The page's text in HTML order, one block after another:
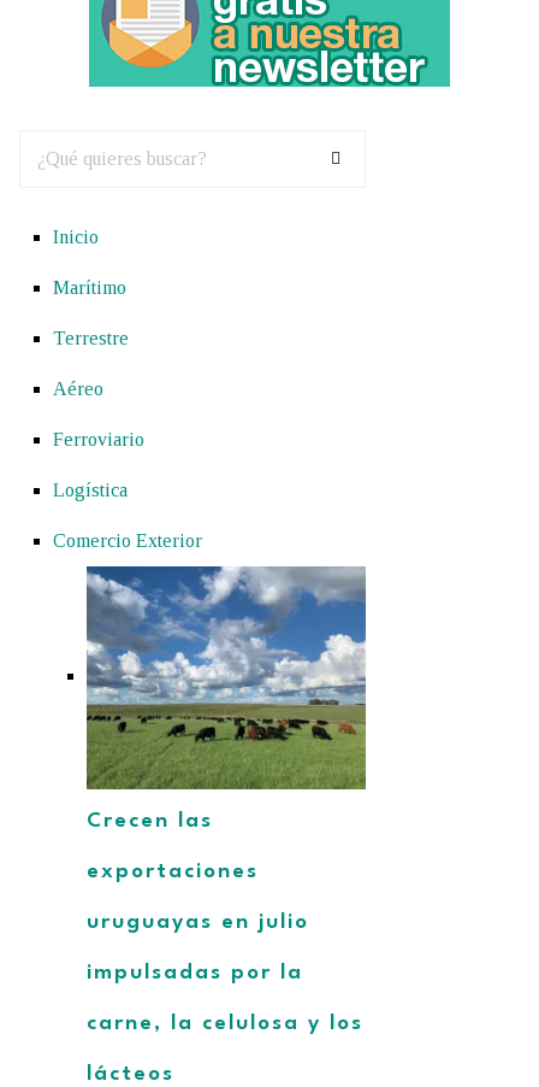
Inicio
Marítimo
Terrestre
Aéreo
Ferroviario
Logística
Comercio Exterior
Crecen las
exportaciones
uruguayas en julio
impulsadas por la
carne, la celulosa y los
lácteos